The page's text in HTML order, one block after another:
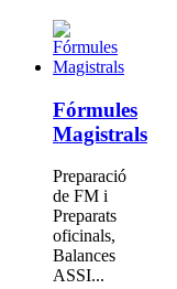
Fórmules
Magistrals
Preparació
de FM i
Preparats
oficinals,
Balances
ASSI...